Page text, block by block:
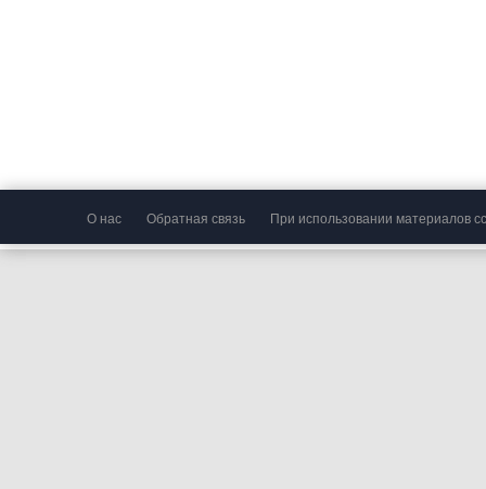
О нас Обратная связь При использовании материалов